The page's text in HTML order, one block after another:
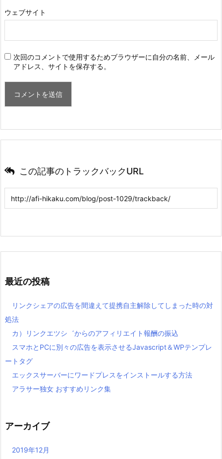
ウェブサイト
次回のコメントで使用するためブラウザーに自分の名前、メール
アドレス、サイトを保存する。
この記事のトラックバックURL
最近の投稿
リンクシェアの広告を間違えて提携自主解除してしまった時の対
処法
カ）リンクエツシ゛からのアフィリエイト報酬の振込
スマホとPCに別々の広告を表示させるJavascript＆WPテンプレ
ートタグ
エックスサーバーにワードプレスをインストールする方法
アラサー独女 おすすめリンク集
アーカイブ
2019年12月